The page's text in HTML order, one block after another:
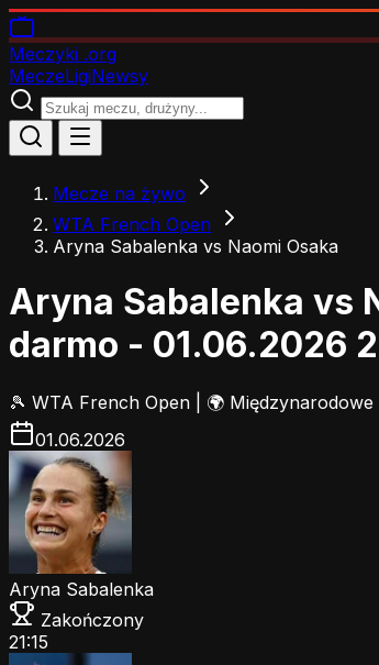
Meczyki .org
MeczeLigiNewsy
Mecze na żywo
WTA French Open
Aryna Sabalenka vs Naomi Osaka
Aryna Sabalenka vs
darmo - 01.06.2026
🎾 WTA French Open
🌍 Międzynarodowe
01.06.2026
Aryna Sabalenka
Zakończony
21:15